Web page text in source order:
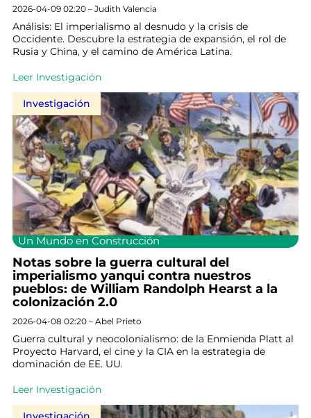
2026-04-09 02:20 – Judith Valencia
Análisis: El imperialismo al desnudo y la crisis de
Occidente. Descubre la estrategia de expansión, el rol de
Rusia y China, y el camino de América Latina.
Leer Investigación
Investigación
Un Mundo en Construcción
Notas sobre la guerra cultural del
imperialismo yanqui contra nuestros
pueblos: de William Randolph Hearst a la
colonización 2.0
2026-04-08 02:20 – Abel Prieto
Guerra cultural y neocolonialismo: de la Enmienda Platt al
Proyecto Harvard, el cine y la CIA en la estrategia de
dominación de EE. UU.
Leer Investigación